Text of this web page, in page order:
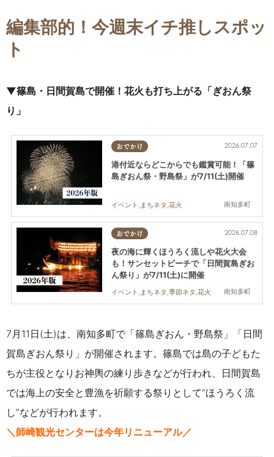
編集部的！今週末イチ推しスポッ
ト
▼篠島・日間賀島で開催！花火も打ち上がる「ぎおん祭
り」
おでかけ
南知多町
2026.07.07
港付近ならどこからでも鑑賞可能！「篠
島ぎおん祭・野島祭」が7/11(土)開催
イベント,まちネタ,花火
おでかけ
南知多町
2026.07.08
夜の海に輝くほうろく流しや花火大会
も！サンセットビーチで「日間賀島ぎお
ん祭り」が7/11(土)に開催
イベント,まちネタ,季節ネタ,花火
7月11日(土)は、南知多町で「篠島ぎおん・野島祭」「日間
賀島ぎおん祭り」が開催されます。篠島では島の子どもた
ちが主役となりお神輿の練り歩きなどが行われ、日間賀島
では海上の安全と豊漁を祈願する祭りとして“ほうろく流
し”などが行われます。
＼師崎観光センターは今年リニューアル／